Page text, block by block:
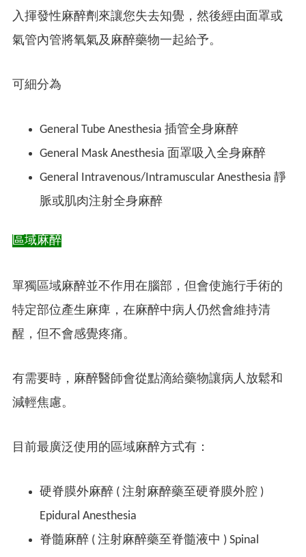
入揮發性麻醉劑來讓您失去知覺，然後經由面罩或
氣管內管將氧氣及麻醉藥物一起給予。
可細分為
General Tube Anesthesia 插管全身麻醉
General Mask Anesthesia 面罩吸入全身麻醉
General Intravenous/Intramuscular Anesthesia 靜
脈或肌肉注射全身麻醉
區域麻醉
單獨區域麻醉並不作用在腦部，但會使施行手術的
特定部位產生麻痺，在麻醉中病人仍然會維持清
醒，但不會感覺疼痛。
有需要時，麻醉醫師會從點滴給藥物讓病人放鬆和
減輕焦慮。
目前最廣泛使用的區域麻醉方式有：
硬脊膜外麻醉 ( 注射麻醉藥至硬脊膜外腔 )
Epidural Anesthesia
脊髓麻醉 ( 注射麻醉藥至脊髓液中 ) Spinal